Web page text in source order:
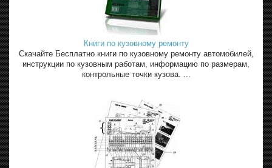
Книги по кузовному ремонту
Скачайте Бесплатно книги по кузовному ремонту автомобилей,
инструкции по кузовным работам, информацию по размерам,
контрольные точки кузова. ...